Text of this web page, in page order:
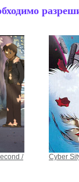
/ Cyber